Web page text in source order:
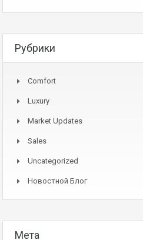
Рубрики
Comfort
Luxury
Market Updates
Sales
Uncategorized
Новостной Блог
Мета